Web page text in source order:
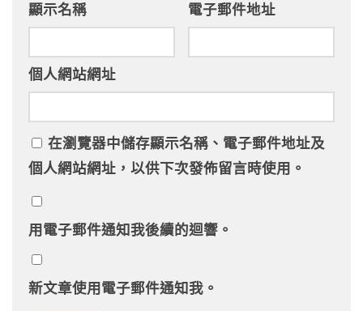
顯示名稱 電子郵件地址
個人網站網址
在瀏覽器中儲存顯示名稱、電子郵件地址及
個人網站網址，以供下次發佈留言時使用。
用電子郵件通知我後續的迴響。
新文章使用電子郵件通知我。